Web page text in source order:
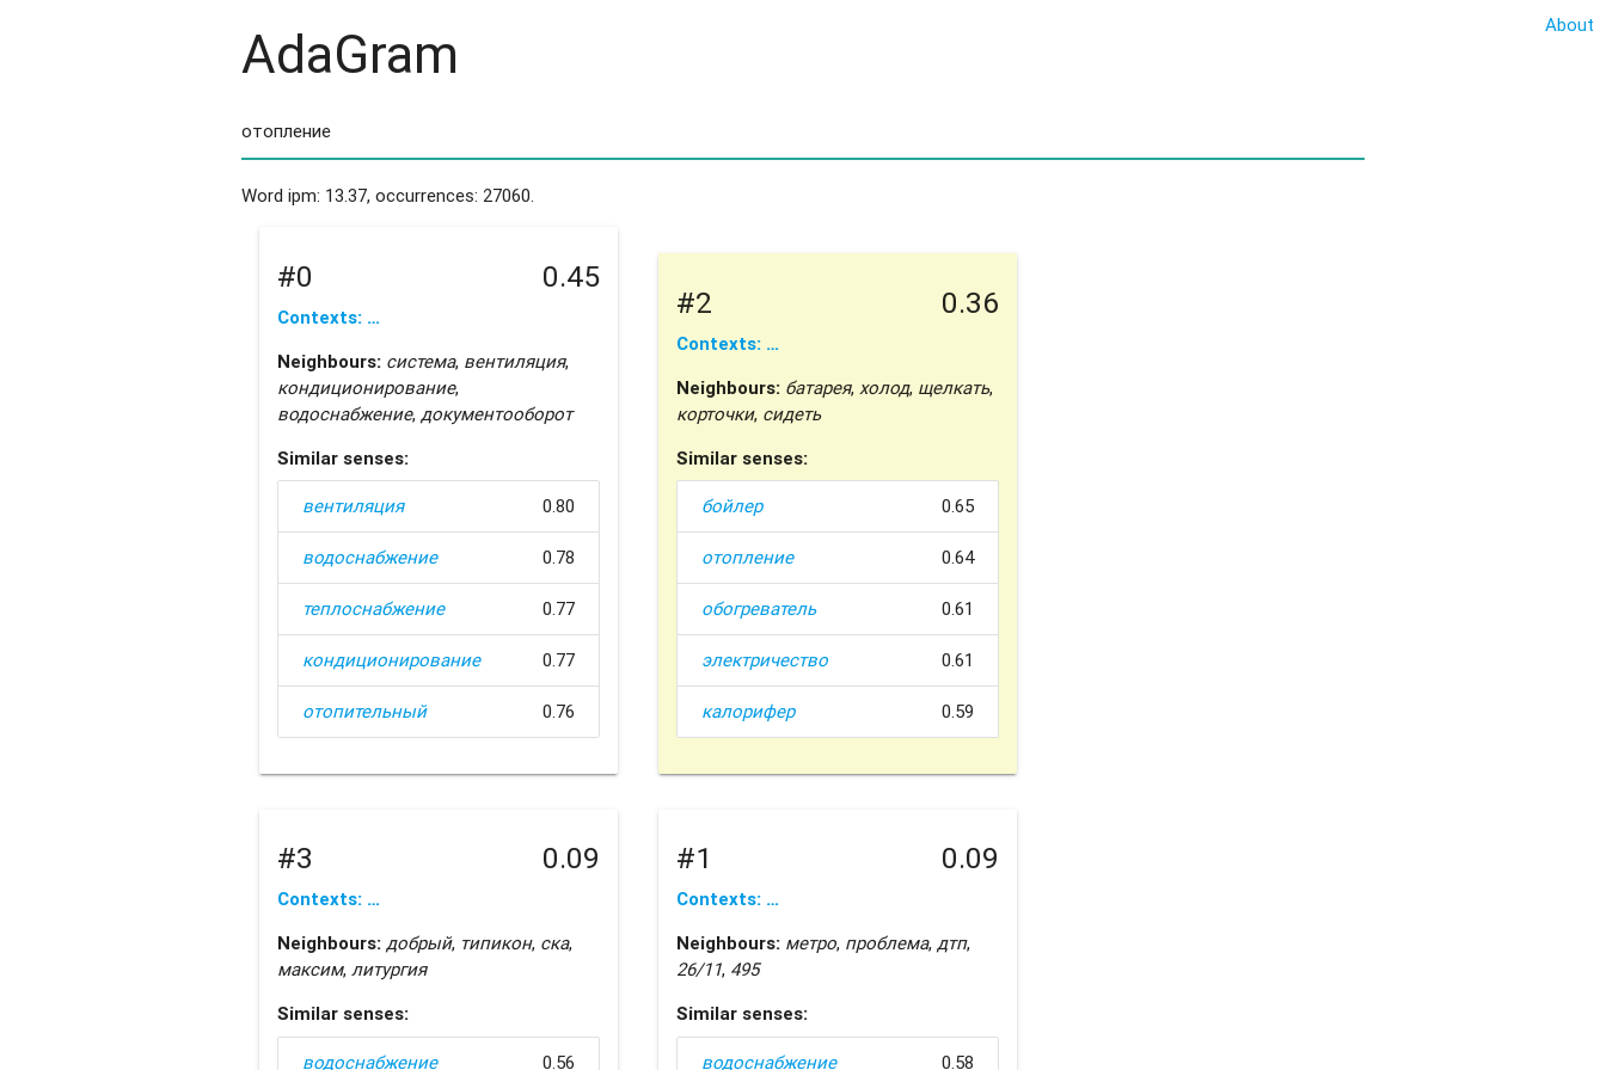
About
AdaGram
Word ipm: 13.37, occurrences: 27060.
#0 0.45
Contexts: …
Neighbours: система, вентиляция,
кондиционирование,
водоснабжение, документооборот
Similar senses:
вентиляция 0.80
водоснабжение 0.78
теплоснабжение 0.77
кондиционирование 0.77
отопительный 0.76
#2 0.36
Contexts: …
Neighbours: батарея, холод, щелкать,
корточки, сидеть
Similar senses:
бойлер 0.65
отопление 0.64
обогреватель 0.61
электричество 0.61
калорифер 0.59
#3 0.09
Contexts: …
Neighbours: добрый, типикон, ска,
максим, литургия
Similar senses:
водоснабжение 0.56
#1 0.09
Contexts: …
Neighbours: метро, проблема, дтп,
26/11, 495
Similar senses:
водоснабжение 0.58